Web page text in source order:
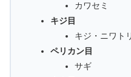
カワセミ
キジ目
キジ・ニワト
ペリカン目
サギ